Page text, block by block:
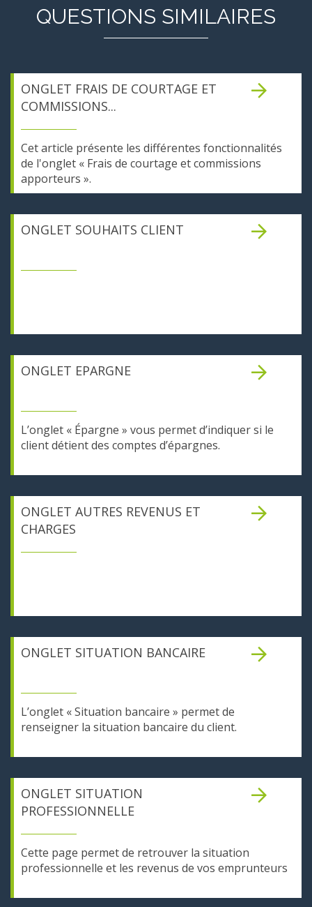
QUESTIONS SIMILAIRES
ONGLET FRAIS DE COURTAGE ET
COMMISSIONS...
Cet article présente les différentes fonctionnalités
de l'onglet « Frais de courtage et commissions
apporteurs ».
ONGLET SOUHAITS CLIENT
ONGLET EPARGNE
L’onglet « Épargne » vous permet d’indiquer si le
client détient des comptes d’épargnes.
ONGLET AUTRES REVENUS ET
CHARGES
ONGLET SITUATION BANCAIRE
L’onglet « Situation bancaire » permet de
renseigner la situation bancaire du client.
ONGLET SITUATION
PROFESSIONNELLE
Cette page permet de retrouver la situation
professionnelle et les revenus de vos emprunteurs